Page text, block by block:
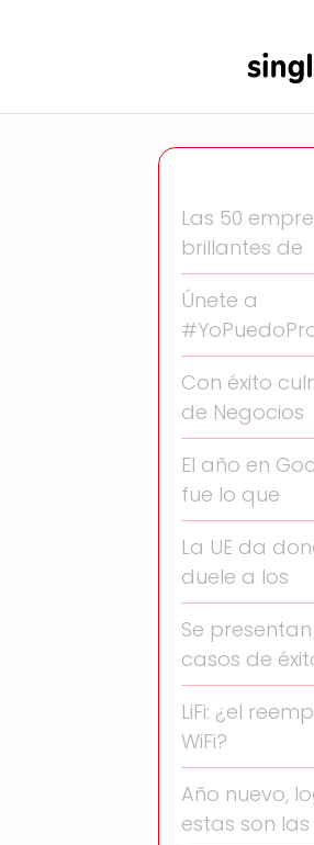
Las 50
brillantes de
Únete a
Con éxito
de Negocios
El año en
fue lo que
La UE da
duele a los
Se
casos de
LiFi: ¿el
WiFi?
Año nuevo,
estas son las